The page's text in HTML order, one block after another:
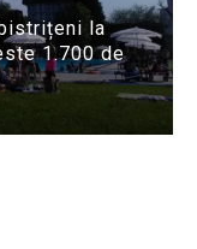
la
1.700 de